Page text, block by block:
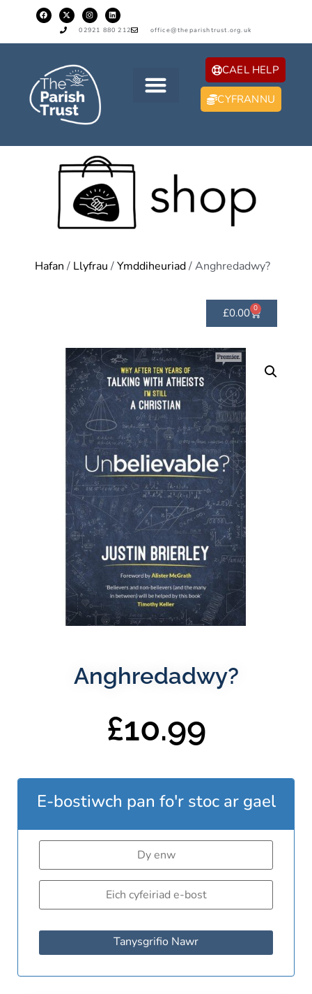
02921 880 212 office@theparishtrust.org.uk
CAEL HELP
CYFRANNU
Hafan / Llyfrau /Ymddiheuriad/ Anghredadwy?
£0.00 0
Anghredadwy?
£10.99
E-bostiwch pan fo'r stoc ar gael
Tanysgrifio Nawr